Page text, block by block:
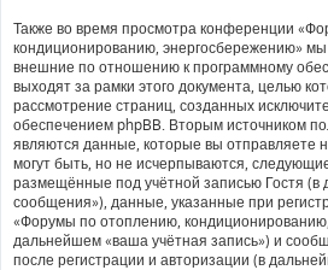
Также во время просмотра конференции
кондиционированию, энергосбережению»
внешние по отношению к программному
выходят за рамки этого документа, целью
рассмотрение страниц, созданных
обеспечением phpBB. Вторым источником
являются данные, которые вы
могут быть, но не исчерпываются,
размещённые под учётной записью Гостя
сообщения»), данные, указанные при
«Форумы по отоплению,
дальнейшем «ваша учётная запись») и
после регистрации и авторизации (в